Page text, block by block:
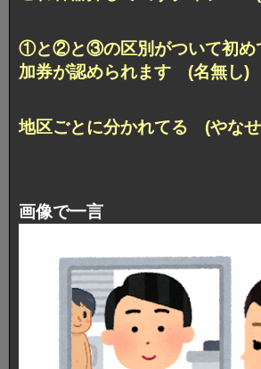
①と②と③の区別がついて初め
加券が認められます (名無し)
地区ごとに分かれてる (やな
画像で一言